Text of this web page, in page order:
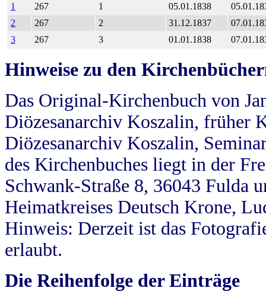
1
267 1 05.01.1838
2
267 2 31.12.1837
3
267 3 01.01.1838
Hinweise zu den
Das Original-Kirchenbuch von
Diözesanarchiv Koszalin, früher
Diözesanarchiv Koszalin,
des Kirchenbuches liegt in der
Schwank-Straße 8, 36043 Fulda
Heimatkreises Deutsch Krone,
Hinweis: Derzeit ist das
erlaubt.
Die Reihenfolge der Einträge